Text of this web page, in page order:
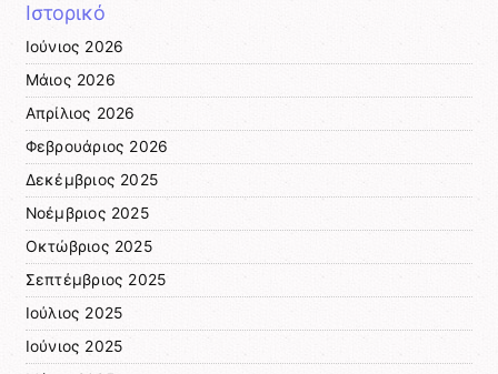
Ιστορικό
Ιούνιος 2026
Μάιος 2026
Απρίλιος 2026
Φεβρουάριος 2026
Δεκέμβριος 2025
Νοέμβριος 2025
Οκτώβριος 2025
Σεπτέμβριος 2025
Ιούλιος 2025
Ιούνιος 2025